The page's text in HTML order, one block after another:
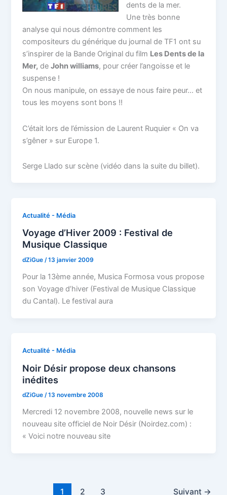
dents de la mer.
Une très bonne
analyse qui nous démontre comment les
compositeurs du générique du journal de TF1 ont su
s’inspirer de la Bande Original du film Les Dents de la
Mer, deJohn williams, pour créer l’angoisse et le
suspense !
On nous manipule, on essaye de nous faire peur… et
tous les moyens sont bons !!
C’était lors de l’émission de Laurent Ruquier « On va
s’gêner » sur Europe 1.
Serge Llado sur scène (vidéo dans la suite du billet).
Actualité - Média
Voyage d’Hiver 2009 : Festival de
Musique Classique
dZiGue/13 janvier 2009
Pour la 13ème année, Musica Formosa vous propose
son Voyage d’hiver (Festival de Musique Classique
du Cantal). Le festival aura
Actualité - Média
Noir Désir propose deux chansons
inédites
dZiGue/13 novembre 2008
Mercredi 12 novembre 2008, nouvelle news sur le
nouveau site officiel de Noir Désir (Noirdez.com) :
« Voici notre nouveau site
1 2 3 Suivant →